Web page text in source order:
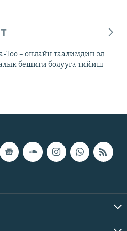
Тоо – онлайн таалимдин эл
бешиги болууга тийиш